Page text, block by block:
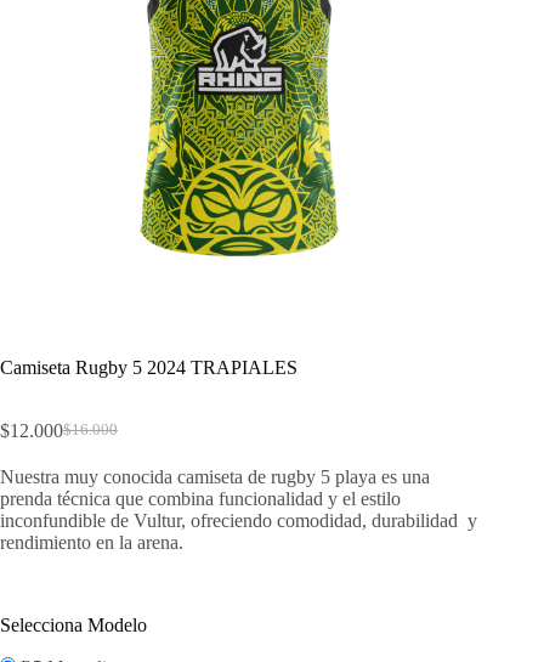
Camiseta Rugby 5 2024 TRAPIALES
$16.000
El
original
era:
$16.000.
$12.000El
actual
es:
$12.000.
Nuestra muy conocida camiseta de rugby 5 playa es una
prenda técnica que combina funcionalidad y el estilo
inconfundible de Vultur, ofreciendo comodidad, durabilidad y
rendimiento en la arena.
Selecciona Modelo